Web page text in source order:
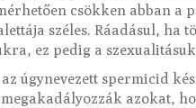
csökken abban a
széles. Ráadásul, ha
ez pedig a
úgynevezett spermicid
megakadályozzák azokat,